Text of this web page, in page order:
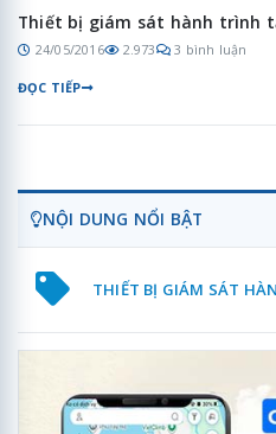
Thiết bị giám sát hành trình
24/05/2016 2.973 3 bình luận
ĐỌC TIẾP
NỘI DUNG NỔI BẬT
THIẾT BỊ GIÁM SÁT